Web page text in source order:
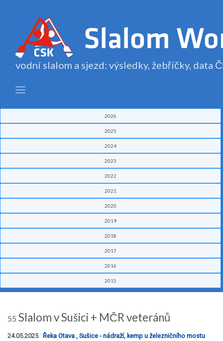
vodní slalom a sjezd: výsledky, žebříčky, data
2026
2025
2024
2023
2022
2021
2020
2019
2018
2017
2016
2015
55 Slalom v Sušici + MČR veteránů
24.05.2025 Řeka Otava , Sušice - nádraží, kemp u železničního mostu